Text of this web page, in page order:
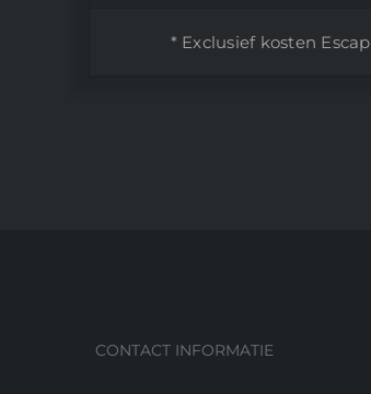
* Exclusief kosten
CONTACT INFORMATIE